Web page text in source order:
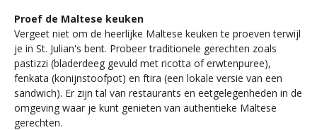
Proef de Maltese keuken
Vergeet niet om de heerlijke Maltese keuken te proeven terwijl
je in St. Julian's bent. Probeer traditionele gerechten zoals
pastizzi (bladerdeeg gevuld met ricotta of erwtenpuree),
fenkata (konijnstoofpot) en ftira (een lokale versie van een
sandwich). Er zijn tal van restaurants en eetgelegenheden in de
omgeving waar je kunt genieten van authentieke Maltese
gerechten.